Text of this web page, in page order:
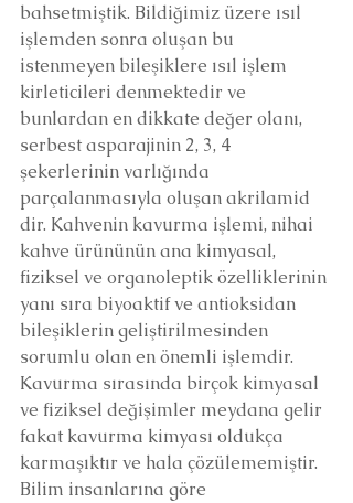
bahsetmiştik. Bildiğimiz üzere ısıl
işlemden sonra oluşan bu
istenmeyen bileşiklere ısıl işlem
kirleticileri denmektedir ve
bunlardan en dikkate değer olanı,
serbest asparajinin 2, 3, 4
şekerlerinin varlığında
parçalanmasıyla oluşan akrilamid
dir. Kahvenin kavurma işlemi, nihai
kahve ürününün ana kimyasal,
fiziksel ve organoleptik özelliklerinin
yanı sıra biyoaktif ve antioksidan
bileşiklerin geliştirilmesinden
sorumlu olan en önemli işlemdir.
Kavurma sırasında birçok kimyasal
ve fiziksel değişimler meydana gelir
fakat kavurma kimyası oldukça
karmaşıktır ve hala çözülememiştir.
Bilim insanlarına göre